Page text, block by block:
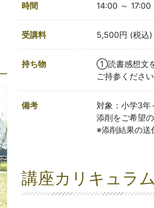
時間 14:00 ～ 17:00
受講料 5,500円 (税込)
持ち物
①読書感想文
ご持参くだ
備考
対象：小学3
添削をご希望
※添削結果の送
講座カリキュラム